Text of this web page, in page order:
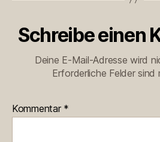
Schreibe einen
Deine E-Mail-Adresse wird
Erforderliche Felder sind
Kommentar *